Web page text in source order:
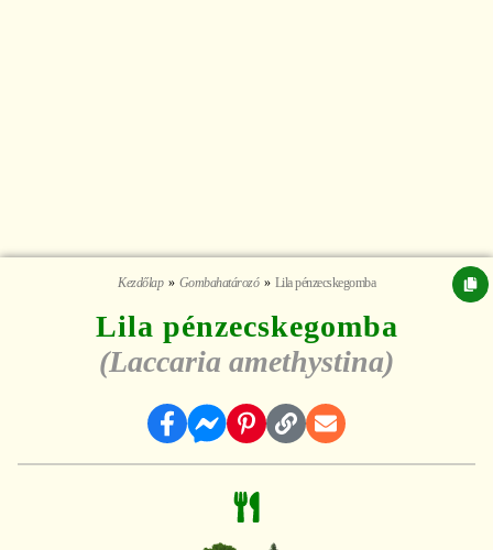
Kezdőlap Gombahatározó Lila pénzecskegomba
Lila pénzecskegomba
(Laccaria amethystina)